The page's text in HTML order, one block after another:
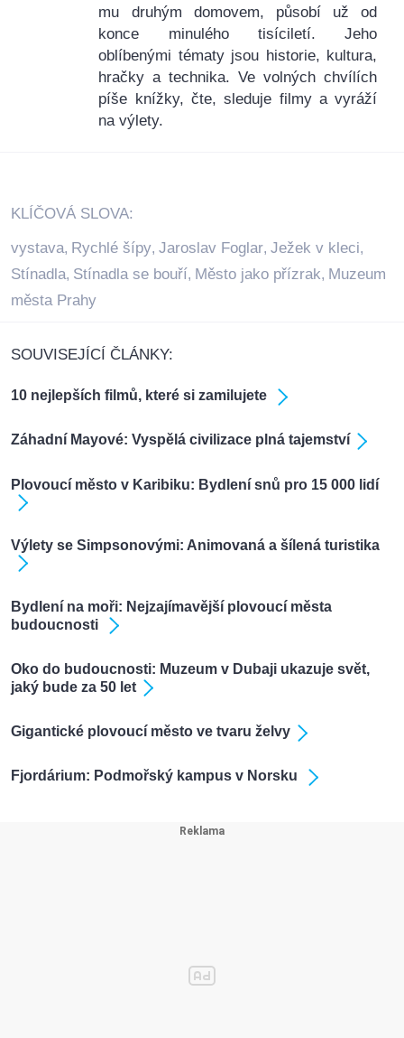
mu druhým domovem, působí už od
konce minulého tisíciletí. Jeho
oblíbenými tématy jsou historie, kultura,
hračky a technika. Ve volných chvílích
píše knížky, čte, sleduje filmy a vyráží
na výlety.
KLÍČOVÁ SLOVA:
vystava, Rychlé šípy, Jaroslav Foglar, Ježek v kleci,
Stínadla, Stínadla se bouří, Město jako přízrak, Muzeum
města Prahy
SOUVISEJÍCÍ ČLÁNKY:
10 nejlepších filmů, které si zamilujete
Záhadní Mayové: Vyspělá civilizace plná tajemství
Plovoucí město v Karibiku: Bydlení snů pro 15 000 lidí
Výlety se Simpsonovými: Animovaná a šílená turistika
Bydlení na moři: Nejzajímavější plovoucí města
budoucnosti
Oko do budoucnosti: Muzeum v Dubaji ukazuje svět,
jaký bude za 50 let
Gigantické plovoucí město ve tvaru želvy
Fjordárium: Podmořský kampus v Norsku